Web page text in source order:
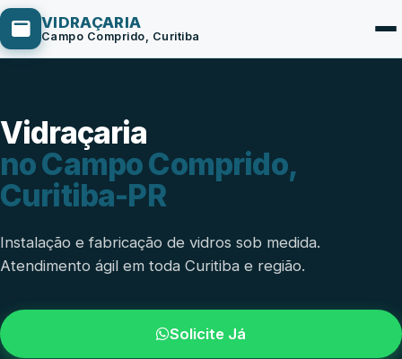
VIDRAÇARIA
Campo Comprido, Curitiba
Box de Vidro
Portas em Vidro
Guarda-Corpo
Espelho Sob Medida
Fachada de Vidro
Vidraçaria
no Campo Comprido,
Curitiba-PR
Instalação e fabricação de vidros sob medida.
Atendimento ágil em toda Curitiba e região.
Solicite Já